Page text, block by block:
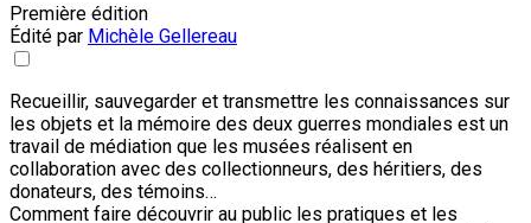
Première édition
Édité par Michèle Gellereau
Recueillir, sauvegarder et transmettre les connaissances sur
les objets et la mémoire des deux guerres mondiales est un
travail de médiation que les musées réalisent en
collaboration avec des collectionneurs, des héritiers, des
donateurs, des témoins…
Comment faire découvrir au public les pratiques et les